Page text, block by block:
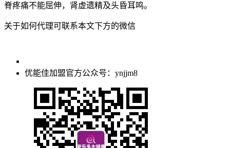
脊疼痛不能屈伸，肾虚遗精及头昏耳鸣。
关于如何代理可联系本文下方的微信
优能佳加盟官方公众号：ynjjm8